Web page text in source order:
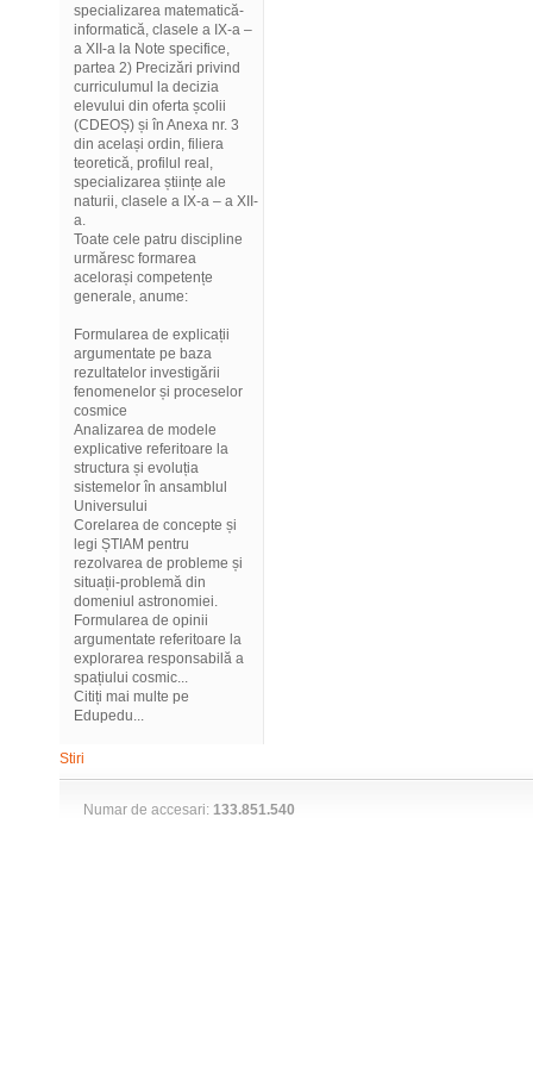
specializarea matematică-
informatică, clasele a IX-a –
a XII-a la Note specifice,
partea 2) Precizări privind
curriculumul la decizia
elevului din oferta școlii
(CDEOȘ) și în Anexa nr. 3
din același ordin, filiera
teoretică, profilul real,
specializarea științe ale
naturii, clasele a IX-a – a XII-
a.
Toate cele patru discipline
urmăresc formarea
acelorași competențe
generale, anume:
Formularea de explicații
argumentate pe baza
rezultatelor investigării
fenomenelor și proceselor
cosmice
Analizarea de modele
explicative referitoare la
structura și evoluția
sistemelor în ansamblul
Universului
Corelarea de concepte și
legi ȘTIAM pentru
rezolvarea de probleme și
situații-problemă din
domeniul astronomiei.
Formularea de opinii
argumentate referitoare la
explorarea responsabilă a
spațiului cosmic...
Citiți mai multe pe
Edupedu...
Stiri
Numar de accesari: 133.851.540